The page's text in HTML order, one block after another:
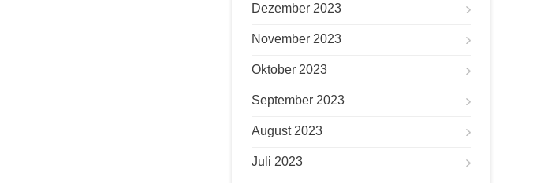
Dezember 2023
November 2023
Oktober 2023
September 2023
August 2023
Juli 2023